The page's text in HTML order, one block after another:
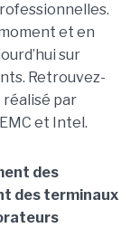
et en
sur
Retrouvez-
par
et Intel.
des
des terminaux